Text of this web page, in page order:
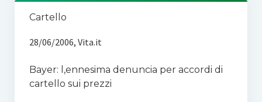
Impressum
Cartello
28/06/2006, Vita.it
Bayer: l‚ennesima denuncia per accordi di
cartello sui prezzi